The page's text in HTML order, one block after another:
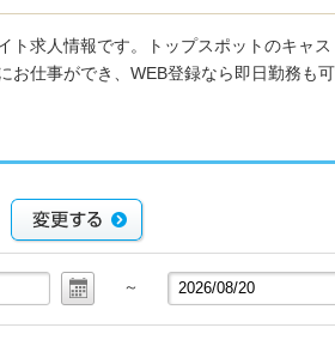
ト求人情報です。トップスポットのキャ
仕事ができ、WEB登録なら即日勤務も可
～